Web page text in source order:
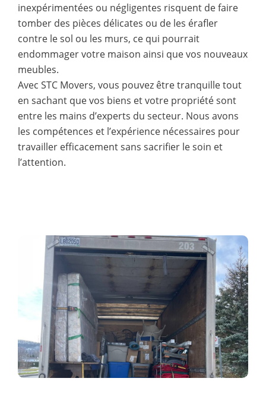
inexpérimentées ou négligentes risquent de faire
tomber des pièces délicates ou de les érafler
contre le sol ou les murs, ce qui pourrait
endommager votre maison ainsi que vos nouveaux
meubles.
Avec STC Movers, vous pouvez être tranquille tout
en sachant que vos biens et votre propriété sont
entre les mains d’experts du secteur. Nous avons
les compétences et l’expérience nécessaires pour
travailler efficacement sans sacrifier le soin et
l’attention.